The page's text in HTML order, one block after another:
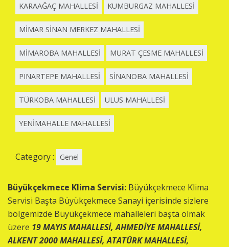
KARAAĞAÇ MAHALLESİ KUMBURGAZ MAHALLESİ
MİMAR SİNAN MERKEZ MAHALLESİ
MİMAROBA MAHALLESİ MURAT ÇESME MAHALLESİ
PINARTEPE MAHALLESİ SİNANOBA MAHALLESİ
TÜRKOBA MAHALLESİ ULUS MAHALLESİ
YENİMAHALLE MAHALLESİ
Category : Genel
Büyükçekmece Klima Servisi: Büyükçekmece Klima
Servisi Başta Büyükçekmece Sanayi içerisinde sizlere
bölgemizde Büyükçekmece mahalleleri başta olmak
üzere 19 MAYIS MAHALLESİ, AHMEDİYE MAHALLESİ,
ALKENT 2000 MAHALLESİ, ATATÜRK MAHALLESİ,